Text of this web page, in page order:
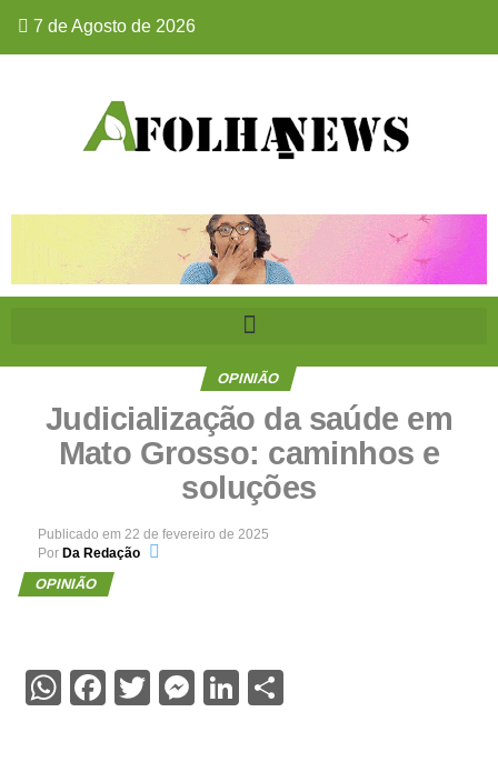
7 de Agosto de 2026
OPINIÃO
Judicialização da saúde em
Mato Grosso: caminhos e
soluções
Publicado em 22 de fevereiro de 2025
Por Da Redação
OPINIÃO
WhatsApp
Facebook
Twitter
Messenger
LinkedIn
Share